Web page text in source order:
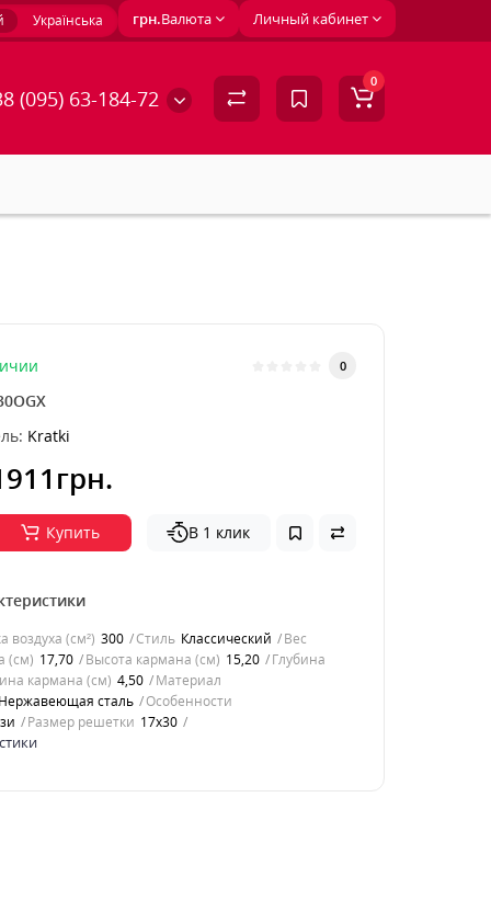
Личный кабинет
грн.Валюта
Українська
(095) 63-184-72
0
0
Kratki
Купить В 1 клик
воздуха (см²) 300 Стиль Классический
Вес
(см) 17,70 Высота кармана (см) 15,20
Глубина
кармана (см) 4,50
Материал
Нержавеющая сталь
Особенности
Размер решетки 17x30